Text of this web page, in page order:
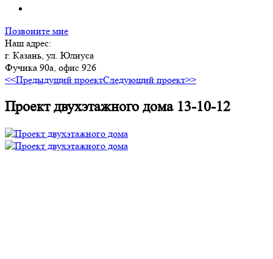
Позвоните мне
Наш адрес:
г. Казань, ул. Юлиуса
Фучика 90а, офис 926
<<Предыдущий проектСледующий проект>>
Проект двухэтажного дома 13-10-12